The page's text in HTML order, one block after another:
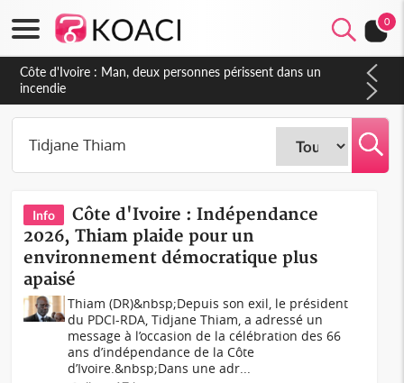
0
Côte d'Ivoire : Séileu, la célébration de la fête nationale
transformée en vaste campagne contre les produits
dépigmentants dangereux
Info
Côte d'Ivoire : Indépendance
2026, Thiam plaide pour un
environnement démocratique plus
apaisé
Thiam (DR)&nbsp;Depuis son exil, le président
du PDCI-RDA, Tidjane Thiam, a adressé un
message à l’occasion de la célébration des 66
ans d’indépendance de la Côte
d’Ivoire.&nbsp;Dans une adr...